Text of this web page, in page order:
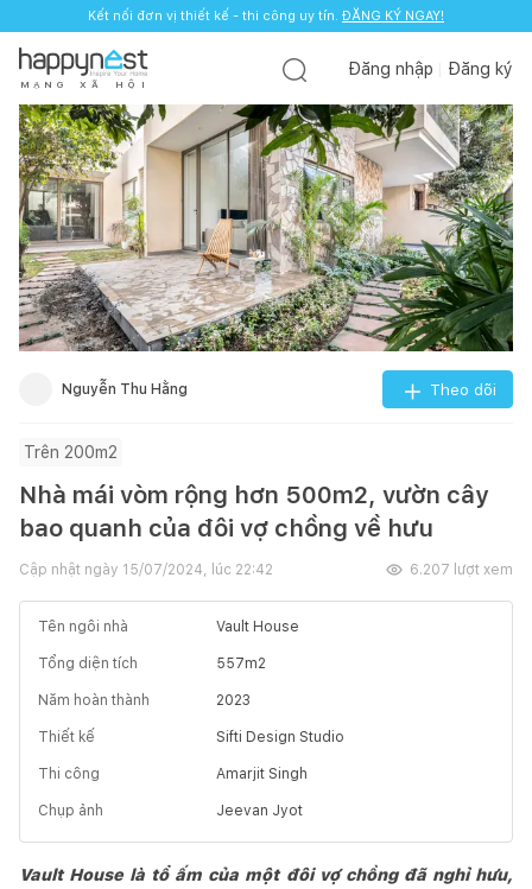
Kết nối đơn vị thiết kế - thi công uy tín. ĐĂNG KÝ NGAY!
M Ạ N G X Ã H Ộ I
Đăng nhập Đăng ký
Nguyễn Thu Hằng Theo dõi
Trên 200m2
Nhà mái vòm rộng hơn 500m2, vườn cây
bao quanh của đôi vợ chồng về hưu
Cập nhật ngày 15/07/2024, lúc 22:42 6.207 lượt xem
Tên ngôi nhà Vault House
Tổng diện tích 557m2
Năm hoàn thành 2023
Thiết kế Sifti Design Studio
Thi công Amarjit Singh
Chụp ảnh Jeevan Jyot
Vault House là tổ ấm của một đôi vợ chồng đã nghỉ hưu,